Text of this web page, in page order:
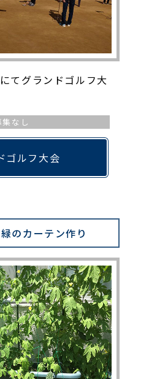
てグランドゴルフ大
集なし
ゴルフ大会
のカーテン作り